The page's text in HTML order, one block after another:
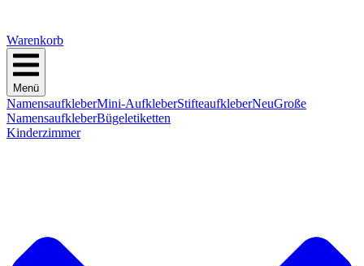
Warenkorb
Menü
NamensaufkleberMini-AufkleberStifteaufkleberNeuGroße
NamensaufkleberBügeletiketten
Kinderzimmer